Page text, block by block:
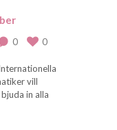
0 0
vill
in alla